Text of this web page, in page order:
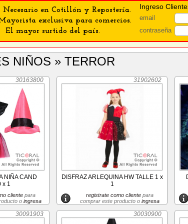
Necesario en Cotillón y Repostería.
exclusiva para comercios.
El mayor surtido del país.
Ingreso
email
contraseña
NIÑOS » TERROR
30163800
NIÑA CAND
x 1
clientepara
o ingresa
31902602
DISFRAZ ARLEQUINA HW TALLE 1 x
1
registrate como clientepara
comprar este producto o ingresa
30091903 30030900